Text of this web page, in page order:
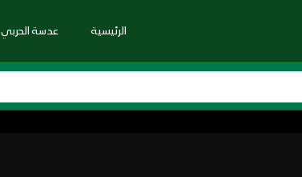
الرئيسية عدسة الحربي